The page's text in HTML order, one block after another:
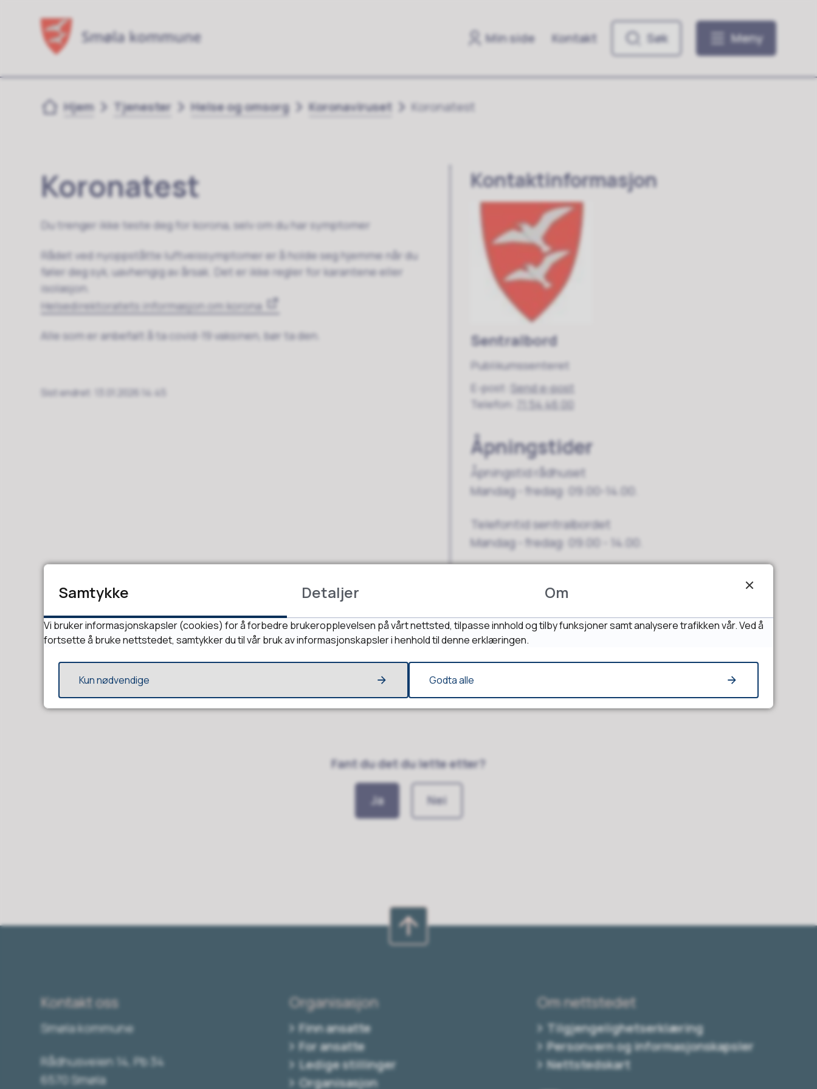
Min side Kontakt Søk Meny
Du er her:
Hjem Tjenester Helse og omsorg Koronaviruset Koronatest
Koronatest
Du trenger ikke teste deg for korona, selv om du har symptomer
Rådet ved nyoppståtte luftveissymptomer er å holde seg hjemme når du
føler deg syk, uavhengig av årsak. Det er ikke regler for karantene eller
isolasjon.
Helsedirektoratets informasjon om korona
Alle som er anbefalt å ta covid-19 vaksinen, bør ta den.
Sist endret 13.01.2026 14:45
Kontaktinformasjon
Sentralbord
Publikumssenteret
E-post
Send e-post
Telefon
71 54 46 00
Åpningstider
Åpningstid rådhuset
Mandag - fredag: 09.00-14.00.
Telefontid sentralbordet
Mandag - fredag: 09.00 - 14.00.
Fant du det du lette etter?
Ja Nei
Kontakt oss
Smøla kommune
Rådhusveien 14, Pb 34
6570 Smøla
Organisasjon
Finn ansatte
For ansatte
Ledige stillinger
Organisasjon
Om nettstedet
Tilgjengelighetserklæring
Personvern og informasjonskapsler
Nettstedskart
Samtykke Detaljer Om
Vi bruker informasjonskapsler (cookies) for å forbedre brukeropplevelsen på vårt nettsted, tilpasse innhold og tilby funksjoner samt analysere trafikken vår. Ved å
fortsette å bruke nettstedet, samtykker du til vår bruk av informasjonskapsler i henhold til denne erklæringen.
Kun nødvendige Godta alle